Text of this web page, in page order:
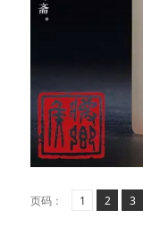
页码： 页1 ,
页
2 ,
页
3